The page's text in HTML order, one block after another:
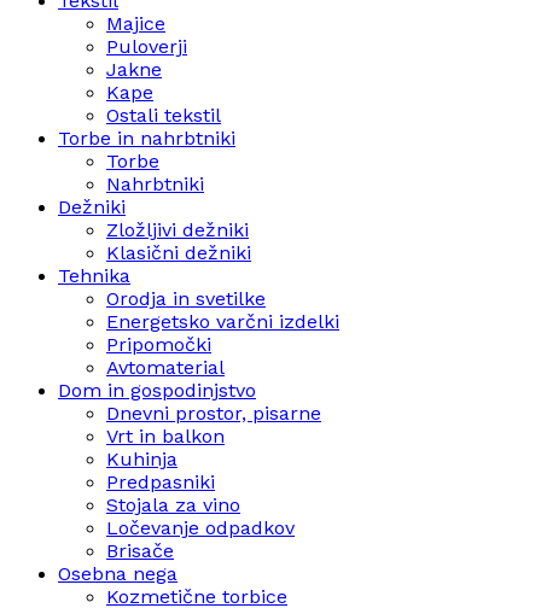
Majice
Puloverji
Jakne
Kape
Ostali tekstil
Torbe in nahrbtniki
Torbe
Nahrbtniki
Dežniki
Zložljivi dežniki
Klasični dežniki
Tehnika
Orodja in svetilke
Energetsko varčni izdelki
Pripomočki
Avtomaterial
Dom in gospodinjstvo
Dnevni prostor, pisarne
Vrt in balkon
Kuhinja
Predpasniki
Stojala za vino
Ločevanje odpadkov
Brisače
Osebna nega
Kozmetične torbice